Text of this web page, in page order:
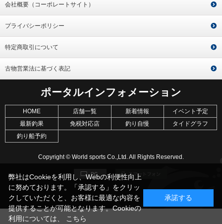
会社概要（コーポレートサイト）
プライバシーポリシー
特定商取引について
古物営業法に基づく表記
ポータルインフォメーション
HOME 店舗一覧 新着情報
イベント予定
最新釣果
免税対応店 釣り自慢
タイドグラフ
釣り船予約
Copyright © World sports Co.,Ltd. All Rights Reserved.
弊社はCookieを利用し、Webの利便性向上
に努めております。「承認する」をクリッ
クしていただくと、お客様に最適な内容を
提供することが可能となります。Cookieの
利用については、 こちら
承諾する